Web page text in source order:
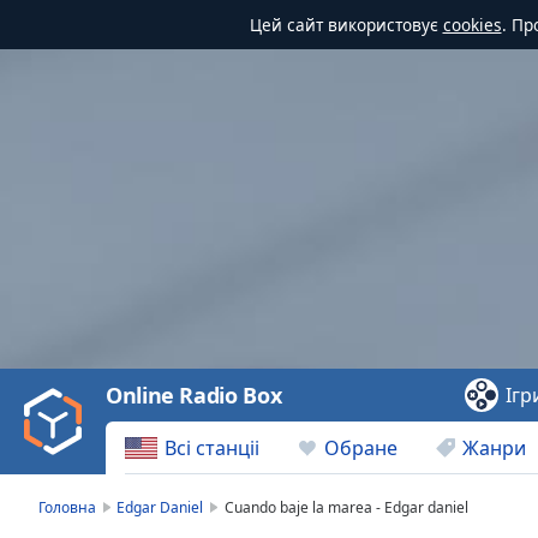
Цей сайт використовує cookies.
Video
Play
Backward
Skip
Всі станціі Обране Жанри
Online Radio Box
Головна Edgar Daniel Cuando baje la marea - Edgar daniel